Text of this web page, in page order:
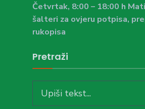
Četvrtak, 8:00 – 18:00 h
šalteri za ovjeru potpisa,
rukopisa
Pretraži
for: